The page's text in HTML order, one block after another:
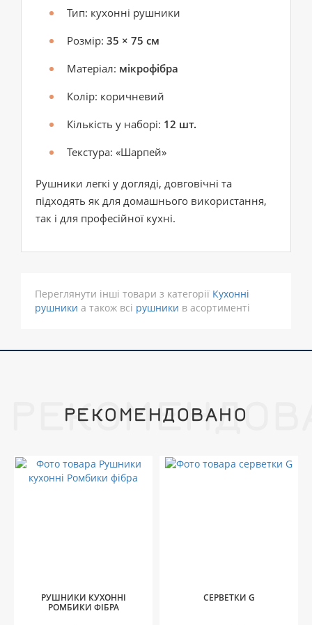
Тип: кухонні рушники
Розмір: 35 × 75 см
Матеріал: мікрофібра
Колір: коричневий
Кількість у наборі: 12 шт.
Текстура: «Шарпей»
Рушники легкі у догляді, довговічні та
підходять як для домашнього використання,
так і для професійної кухні.
Переглянути інші товари з категорії Кухонні
рушники а також всі рушники в асортименті
РЕКОМЕНДОВАНО
РУШНИКИ КУХОННІ
РОМБИКИ ФІБРА
СЕРВЕТКИ G